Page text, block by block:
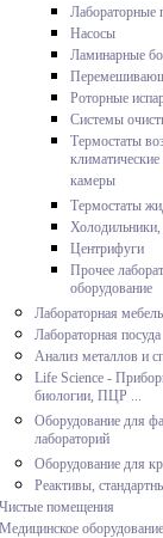
Лабораторные
Насосы
Ламинарные
Роторные
Системы
Термостаты
камеры
Термостаты
Центрифуги
Прочее
оборудование
Лабораторная мебель
Лабораторная посуда
Анализ металлов и
Life Science -
биологии, ПЦР ...
Оборудование для
лабораторий
Оборудование для
Реактивы,
Чистые помещения
Медицинское оборудование